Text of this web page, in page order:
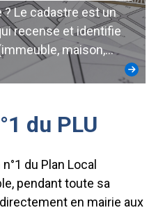
? Le cadastre est un
recense et identifie
maison,…
du PLU
du Plan Local
pendant toute sa
en mairie aux